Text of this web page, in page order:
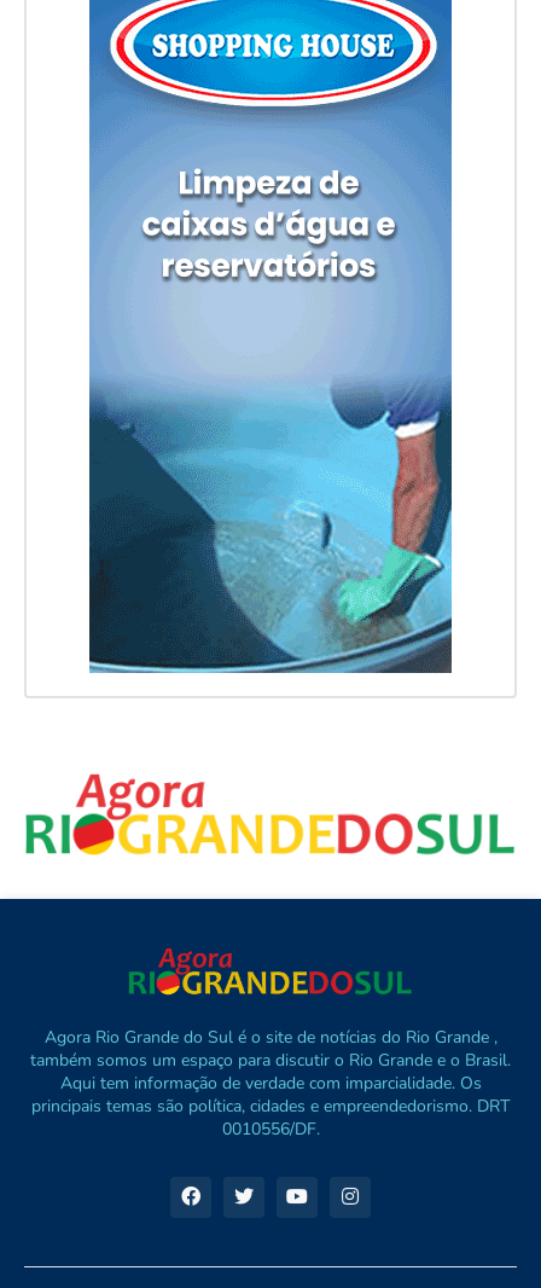
Agora Rio Grande do Sul é o site de notícias do Rio Grande ,
também somos um espaço para discutir o Rio Grande e o Brasil.
Aqui tem informação de verdade com imparcialidade. Os
principais temas são política, cidades e empreendedorismo. DRT
0010556/DF.